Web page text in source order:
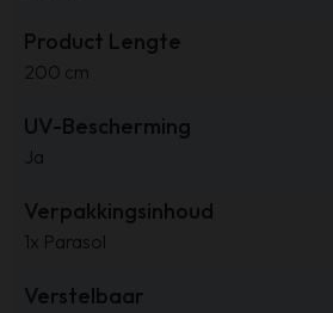
Product Lengte
200 cm
UV-Bescherming
Ja
Verpakkingsinhoud
1x Parasol
Verstelbaar